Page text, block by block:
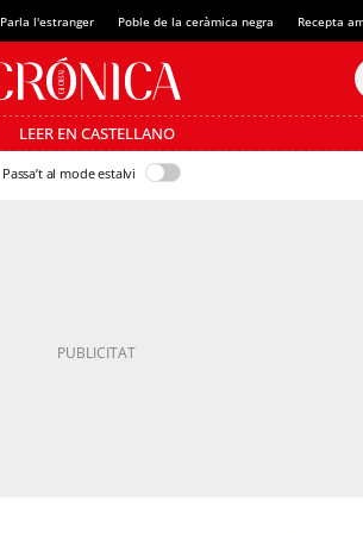
Parla l'estranger Poble de la ceràmica negra Recepta
LEER EN CASTELLANO
Passa’t al mode estalvi